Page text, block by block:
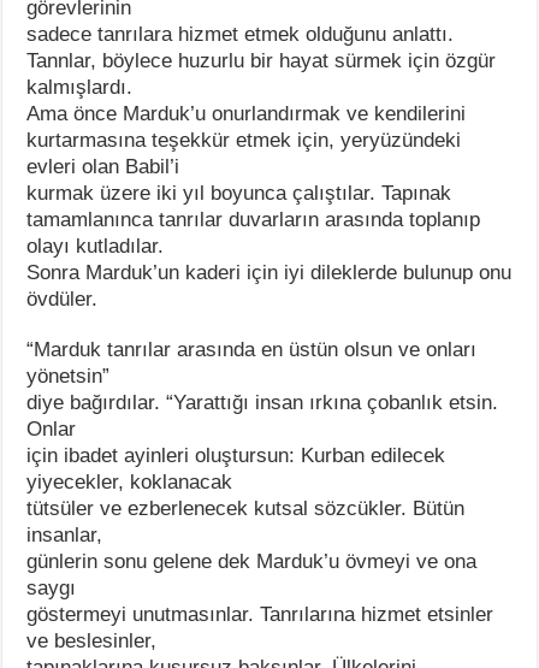
görevlerinin
sadece tanrılara hizmet etmek olduğunu anlattı.
Tannlar, böylece huzurlu bir hayat sürmek için özgür
kalmışlardı.
Ama önce Marduk’u onurlandırmak ve kendilerini
kurtarmasına teşekkür etmek için, yeryüzündeki
evleri olan Babil’i
kurmak üzere iki yıl boyunca çalıştılar. Tapınak
tamamlanınca tanrılar duvarların arasında toplanıp
olayı kutladılar.
Sonra Marduk’un kaderi için iyi dileklerde bulunup onu
övdüler.
“Marduk tanrılar arasında en üstün olsun ve onları
yönetsin”
diye bağırdılar. “Yarattığı insan ırkına çobanlık etsin.
Onlar
için ibadet ayinleri oluştursun: Kurban edilecek
yiyecekler, koklanacak
tütsüler ve ezberlenecek kutsal sözcükler. Bütün
insanlar,
günlerin sonu gelene dek Marduk’u övmeyi ve ona
saygı
göstermeyi unutmasınlar. Tanrılarına hizmet etsinler
ve beslesinler,